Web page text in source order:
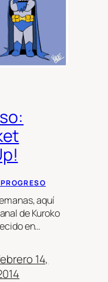
aquí
de Kuroko
en…
14,